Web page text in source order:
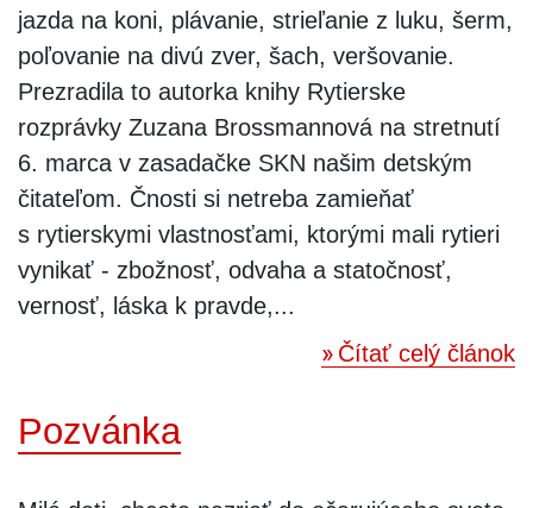
jazda na koni, plávanie, strieľanie z luku, šerm,
poľovanie na divú zver, šach, veršovanie.
Prezradila to autorka knihy Rytierske
rozprávky Zuzana Brossmannová na stretnutí
6. marca v zasadačke SKN našim detským
čitateľom. Čnosti si netreba zamieňať
s rytierskymi vlastnosťami, ktorými mali rytieri
vynikať - zbožnosť, odvaha a statočnosť,
vernosť, láska k pravde,...
Čítať celý článok
Pozvánka